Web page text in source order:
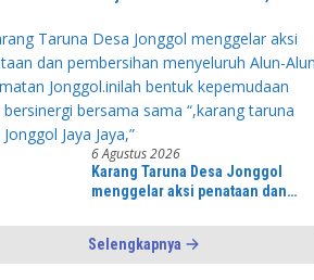
Lawang Wetan
6 Agustus 2026
Karang Taruna Desa Jonggol
menggelar aksi penataan dan
Alun kecamatan Jonggol.inilah
bentuk kepemudaan yang
bersinergi bersama sama
Selengkapnya